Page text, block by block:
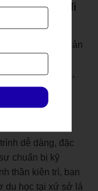
du học sinh đi
báu về các khoản
tốt hơn. Đừng
đang băn khoăn,
dễ dàng, đặc
chuẩn bị kỹ
thần kiên trì, bạn
du học tại xứ sở lá